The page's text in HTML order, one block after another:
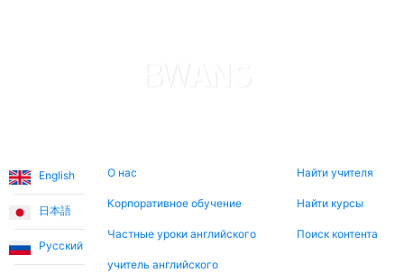
English
日本語
Русский
О нас
Корпоративное обучение
Частные уроки английского
учитель английского
Найти учителя
Найти курсы
Поиск контента